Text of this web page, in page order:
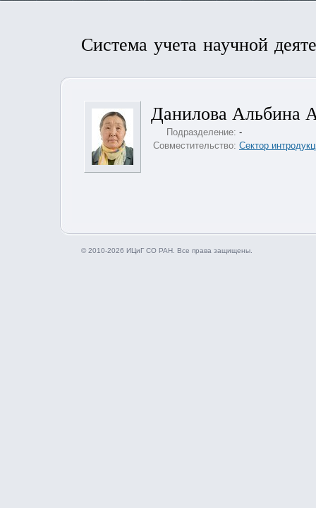
Система учета научной
Данилова Альбина
Подразделение: -
Совместительство: Сектор
© 2010-2026 ИЦиГ СО РАН. Все права защищены.